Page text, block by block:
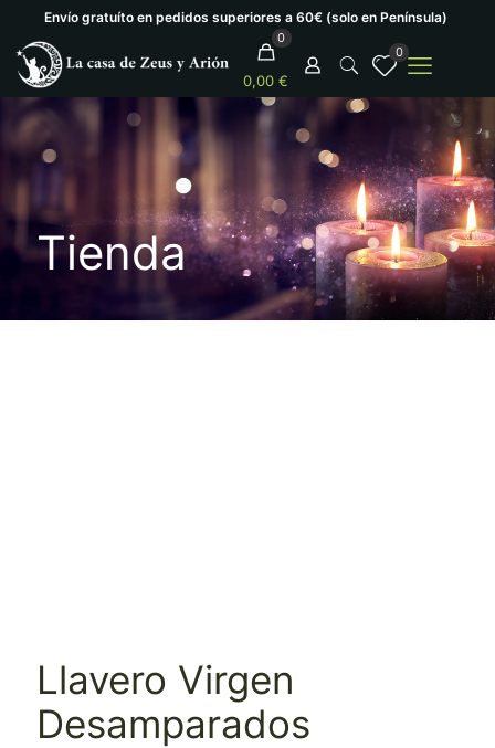
Envío gratuíto en pedidos superiores a 60€ (solo en Península)
0
0,00 €
0
Tienda
Llavero Virgen
Desamparados